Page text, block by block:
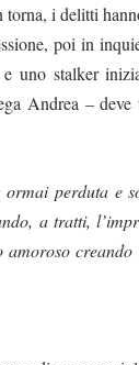
torna, i delitti
poi in
uno stalker
Andrea –
perduta e
a tratti,
amoroso